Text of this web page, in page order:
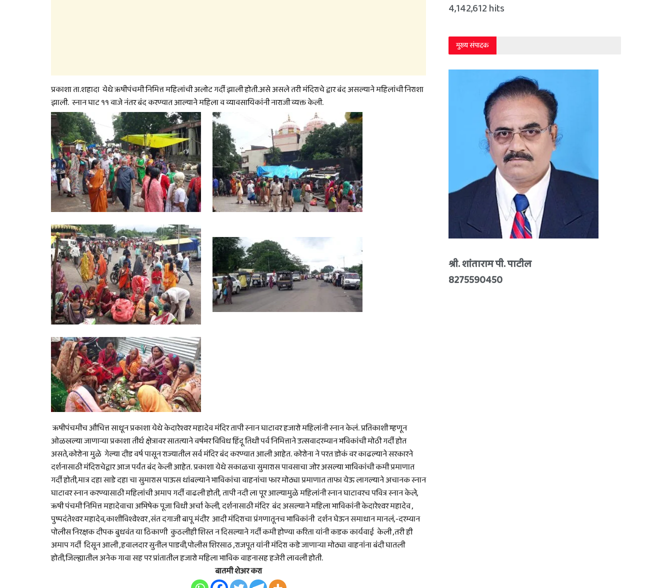
प्रकाशा ता.शहादा येथे ऋषीपंचमी निमित्त महिलांची अलोट गर्दी झाली होती.असे असले तरी मंदिराचे द्वार बंद असल्याने महिलांची निराशा
झाली. स्नान घाट ११ वाजे नंतर बंद करण्यात आल्याने महिला व व्यावसायिकांनी नाराजी व्यक्त केली.
ऋषीपंचमीच औचित्त साधून प्रकाशा येथे केदारेश्वर महादेव मंदिर तापी स्नान घाटावर हजारो महिलांनी स्नान केलं. प्रतिकाशी म्हणून
ओळखल्या जाणाऱ्या प्रकाशा तीर्थ क्षेत्रावर सातत्याने वर्षभर विविध हिंदू तिथी पर्व निमित्ताने उत्सवादरम्यान भविकांची मोठी गर्दी होत
असते,कोरोना मुळे गेल्या दीड वर्ष पासून राज्यातील सर्व मंदिर बंद करण्यात आली आहेत. कोरोना ने परत डोकं वर काढल्याने सरकारने
दर्शनासाठी मंदिराचेद्वार आज पर्यंत बंद केली आहेत. प्रकाशा येथे सकाळचा सुमारास पावसाचा जोर असल्या भाविकांची कमी प्रमाणात
गर्दी होती,मात्र दहा साडे दहा चा सुमारास पाऊस थांबल्याने भाविकांचा वाहनांचा फार मोठ्या प्रमाणात ताफा येऊ लागल्याने अचानक स्नान
घाटावर स्नान करण्यासाठी महिलांची अमाप गर्दी वाढली होती, तापी नदी ला पूर आल्यामुळे महिलांनी स्नान घाटावरच पवित्र स्नान केले,
ऋषी पंचमी निमित्त महादेवाचा अभिषेक पूजा विधी अर्चा केली, दर्शनासाठी मंदिर बंद असल्याने महिला भाविकांनी केदारेश्वर महादेव ,
पुष्पदंतेश्वर महादेव,काशीविश्वेश्वर ,संत दगाजी बापू मंदीर आदी मंदिराचा प्रंगणातूनच भाविकांनी दर्शन घेऊन समाधान मानलं,-दरम्यान
पोलीस निरक्षक दीपक बुधवंत या ठिकाणी कुठलीही शिस्त न दिसल्याने गर्दी कमी होण्या करिता यांनी कडक कार्यवाई केली ,तरी ही
अमाप गर्दी दिसून आली ,हवालदार सुनील पाडवी,पोलीस शिरसाठ ,राजपूत यांनी मंदिरा कडे जाणाऱ्या मोठ्या वाहनांना बंदी घातली
होती,जिल्ह्यातील अनेक गावा सह पर प्रांतातील हजारो महिला भाविक वाहनासह हजेरी लावली होती.
बातमी शेअर करा
4,142,612 hits
मुख्य संपादक
श्री. शांताराम पी. पाटील
8275590450